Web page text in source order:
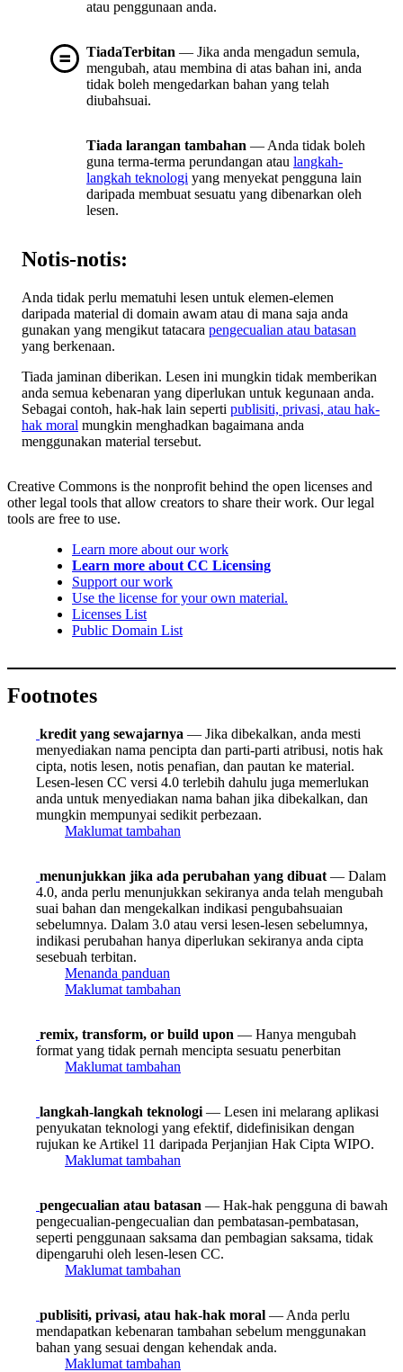
atau penggunaan anda.
TiadaTerbitan — Jika anda mengadun semula,
mengubah, atau membina di atas bahan ini, anda
tidak boleh mengedarkan bahan yang telah
diubahsuai.
Tiada larangan tambahan — Anda tidak boleh
guna terma-terma perundangan atau langkah-
langkah teknologi yang menyekat pengguna lain
daripada membuat sesuatu yang dibenarkan oleh
lesen.
Notis-notis:
Anda tidak perlu mematuhi lesen untuk elemen-elemen
daripada material di domain awam atau di mana saja anda
gunakan yang mengikut tatacara pengecualian atau batasan
yang berkenaan.
Tiada jaminan diberikan. Lesen ini mungkin tidak memberikan
anda semua kebenaran yang diperlukan untuk kegunaan anda.
Sebagai contoh, hak-hak lain seperti publisiti, privasi, atau hak-
hak moral mungkin menghadkan bagaimana anda
menggunakan material tersebut.
Creative Commons is the nonprofit behind the open licenses and
other legal tools that allow creators to share their work. Our legal
tools are free to use.
Learn more about our work
Learn more about CC Licensing
Support our work
Use the license for your own material.
Licenses List
Public Domain List
Footnotes
kredit yang sewajarnya — Jika dibekalkan, anda mesti
menyediakan nama pencipta dan parti-parti atribusi, notis hak
cipta, notis lesen, notis penafian, dan pautan ke material.
Lesen-lesen CC versi 4.0 terlebih dahulu juga memerlukan
anda untuk menyediakan nama bahan jika dibekalkan, dan
mungkin mempunyai sedikit perbezaan.
Maklumat tambahan
menunjukkan jika ada perubahan yang dibuat — Dalam
4.0, anda perlu menunjukkan sekiranya anda telah mengubah
suai bahan dan mengekalkan indikasi pengubahsuaian
sebelumnya. Dalam 3.0 atau versi lesen-lesen sebelumnya,
indikasi perubahan hanya diperlukan sekiranya anda cipta
sesebuah terbitan.
Menanda panduan
Maklumat tambahan
remix, transform, or build upon — Hanya mengubah
format yang tidak pernah mencipta sesuatu penerbitan
Maklumat tambahan
langkah-langkah teknologi — Lesen ini melarang aplikasi
penyukatan teknologi yang efektif, didefinisikan dengan
rujukan ke Artikel 11 daripada Perjanjian Hak Cipta WIPO.
Maklumat tambahan
pengecualian atau batasan — Hak-hak pengguna di bawah
pengecualian-pengecualian dan pembatasan-pembatasan,
seperti penggunaan saksama dan pembagian saksama, tidak
dipengaruhi oleh lesen-lesen CC.
Maklumat tambahan
publisiti, privasi, atau hak-hak moral — Anda perlu
mendapatkan kebenaran tambahan sebelum menggunakan
bahan yang sesuai dengan kehendak anda.
Maklumat tambahan